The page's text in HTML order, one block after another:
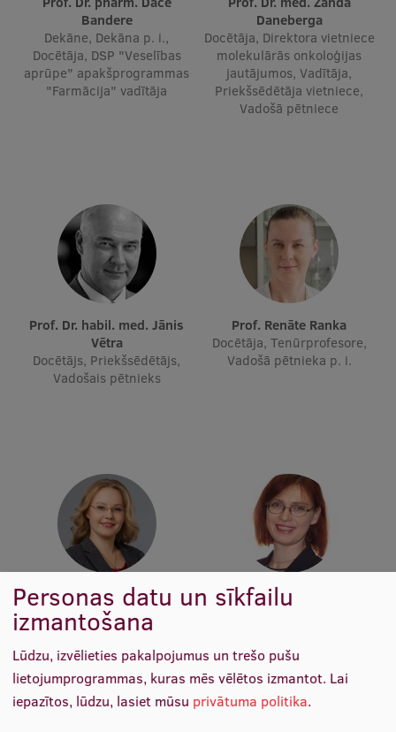
Studiju norises vietas
Fakultātes
Mūsu cilvēki
Identitāte
RSU fonds
Aula
Muzeji un ekspozīcijas
Ģerbonis
Ilgtspējīga attīstība
Studiju un vides pieejamība
Dati par 2025. gadu
Suvenīri un grāmatas
Mūžizglītība
Bandere
Dekāne, Dekāna p. i.,
Docētāja, DSP "Veselības
aprūpe" apakšprogrammas
"Farmācija" vadītāja
Daneberga
Docētāja, Direktora vietniece
molekulārās onkoloģijas
jautājumos, Vadītāja,
Priekšsēdētāja vietniece,
Vadošā pētniece
Prof. Dr. habil. med. Jānis
Vētra
Docētājs, Priekšsēdētājs,
Vadošais pētnieks
Prof. Renāte Ranka
Docētāja, Tenūrprofesore,
Vadošā pētnieka p. i.
Asoc. prof. Baiba Mauriņa
Prodekāne, Studiju
programmas direktore,
Studiju programmas
direktore, Katedras vadītāja,
Docētāja
Doc. Agnese Brangule
Personas datu un sīkfailu
izmantošana
Lūdzu, izvēlieties pakalpojumus un trešo pušu
lietojumprogrammas, kuras mēs vēlētos izmantot. Lai
iepazītos, lūdzu, lasiet mūsu privātuma politika.